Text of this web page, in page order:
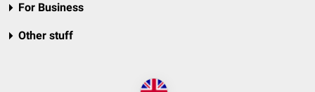
For Business
Other stuff